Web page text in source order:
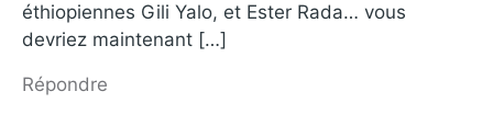
éthiopiennes Gili Yalo, et Ester Rada… vous
devriez maintenant […]
Répondre